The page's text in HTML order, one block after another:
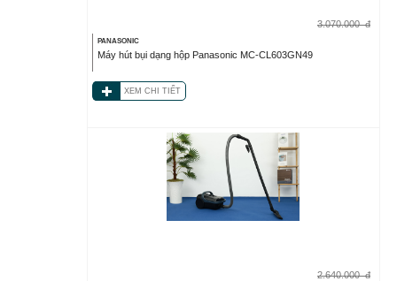
3.070.000 đ
PANASONIC
Máy hút bụi dạng hộp Panasonic MC-CL603GN49
XEM CHI TIẾT
2.640.000 đ